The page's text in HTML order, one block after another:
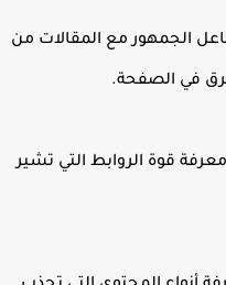
الجمهور مع المقالات من
في الصفحة.
قوة الروابط التي تشير